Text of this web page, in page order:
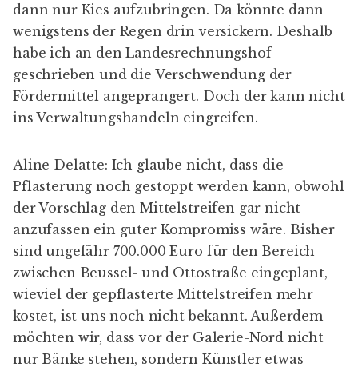
dann nur Kies aufzubringen. Da könnte dann
wenigstens der Regen drin versickern. Deshalb
habe ich an den Landesrechnungshof
geschrieben und die Verschwendung der
Fördermittel angeprangert. Doch der kann nicht
ins Verwaltungshandeln eingreifen.
Aline Delatte: Ich glaube nicht, dass die
Pflasterung noch gestoppt werden kann, obwohl
der Vorschlag den Mittelstreifen gar nicht
anzufassen ein guter Kompromiss wäre. Bisher
sind ungefähr 700.000 Euro für den Bereich
zwischen Beussel- und Ottostraße eingeplant,
wieviel der gepflasterte Mittelstreifen mehr
kostet, ist uns noch nicht bekannt. Außerdem
möchten wir, dass vor der Galerie-Nord nicht
nur Bänke stehen, sondern Künstler etwas